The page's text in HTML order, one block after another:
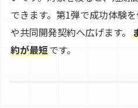
できます。第1弾で成功体験
や共同開発契約へ広げます。
約が最短です。